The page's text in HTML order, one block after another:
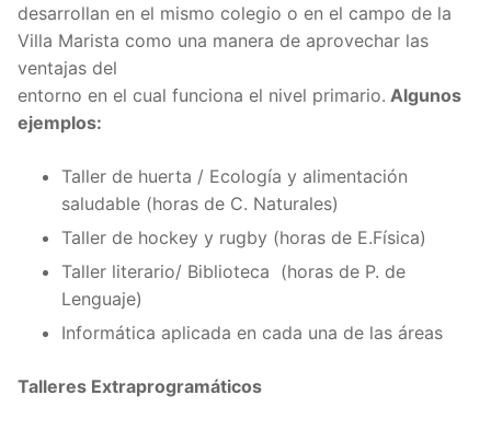
desarrollan en el mismo colegio o en el campo de la
Villa Marista como una manera de aprovechar las
ventajas del
entorno en el cual funciona el nivel primario. Algunos
ejemplos:
Taller de huerta / Ecología y alimentación
saludable (horas de C. Naturales)
Taller de hockey y rugby (horas de E.Física)
Taller literario/ Biblioteca (horas de P. de
Lenguaje)
Informática aplicada en cada una de las áreas
Talleres Extraprogramáticos